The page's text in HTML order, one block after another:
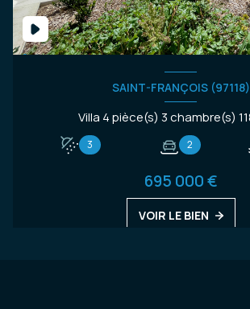
SAINT-FRANÇOIS (97118)
3 2
695 000 €
VOIR LE BIEN